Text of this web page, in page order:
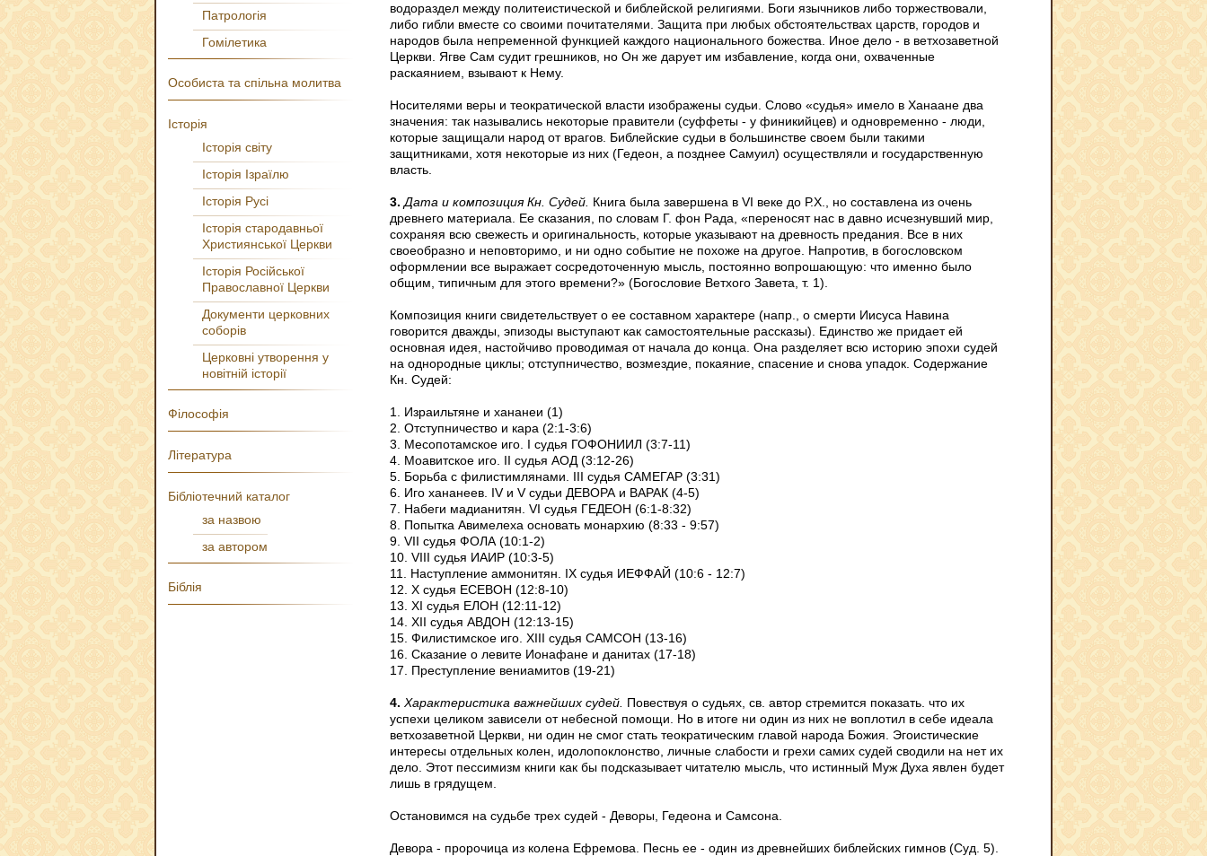
водораздел между политеистической и библейской религиями. Боги язычников либо торжествовали,
либо гибли вместе со своими почитателями. Защита при любых обстоятельствах царств, городов и
народов была непременной функцией каждого национального божества. Иное дело - в ветхозаветной
Церкви. Ягве Сам судит грешников, но Он же дарует им избавление, когда они, охваченные
раскаянием, взывают к Нему.
Носителями веры и теократической власти изображены судьи. Слово «судья» имело в Ханаане два
значения: так назывались некоторые правители (суффеты - у финикийцев) и одновременно - люди,
которые защищали народ от врагов. Библейские судьи в большинстве своем были такими
защитниками, хотя некоторые из них (Гедеон, а позднее Самуил) осуществляли и государственную
власть.
3. Дата и композиция Кн. Судей. Книга была завершена в VI веке до Р.Х., но составлена из очень
древнего материала. Ее сказания, по словам Г. фон Рада, «переносят нас в давно исчезнувший мир,
сохраняя всю свежесть и оригинальность, которые указывают на древность предания. Все в них
своеобразно и неповторимо, и ни одно событие не похоже на другое. Напротив, в богословском
оформлении все выражает сосредоточенную мысль, постоянно вопрошающую: что именно было
общим, типичным для этого времени?» (Богословие Ветхого Завета, т. 1).
Композиция книги свидетельствует о ее составном характере (напр., о смерти Иисуса Навина
говорится дважды, эпизоды выступают как самостоятельные рассказы). Единство же придает ей
основная идея, настойчиво проводимая от начала до конца. Она разделяет всю историю эпохи судей
на однородные циклы; отступничество, возмездие, покаяние, спасение и снова упадок. Содержание
Кн. Судей:
1. Израильтяне и хананеи (1)
2. Отступничество и кара (2:1-3:6)
3. Месопотамское иго. I судья ГОФОНИИЛ (3:7-11)
4. Моавитское иго. II судья АОД (3:12-26)
5. Борьба с филистимлянами. III судья САМЕГАР (3:31)
6. Иго хананеев. IV и V судьи ДЕВОРА и ВАРАК (4-5)
7. Набеги мадианитян. VI судья ГЕДЕОН (6:1-8:32)
8. Попытка Авимелеха основать монархию (8:33 - 9:57)
9. VII судья ФОЛА (10:1-2)
10. VIII судья ИАИР (10:3-5)
11. Наступление аммонитян. IX судья ИЕФФАЙ (10:6 - 12:7)
12. Х судья ЕСЕВОН (12:8-10)
13. XI судья ЕЛОН (12:11-12)
14. XII судья АВДОН (12:13-15)
15. Филистимское иго. XIII судья САМСОН (13-16)
16. Сказание о левите Ионафане и данитах (17-18)
17. Преступление вениамитов (19-21)
4. Характеристика важнейших судей. Повествуя о судьях, св. автор стремится показать. что их
успехи целиком зависели от небесной помощи. Но в итоге ни один из них не воплотил в себе идеала
ветхозаветной Церкви, ни один не смог стать теократическим главой народа Божия. Эгоистические
интересы отдельных колен, идолопоклонство, личные слабости и грехи самих судей сводили на нет их
дело. Этот пессимизм книги как бы подсказывает читателю мысль, что истинный Муж Духа явлен будет
лишь в грядущем.
Остановимся на судьбе трех судей - Деворы, Гедеона и Самсона.
Девора - пророчица из колена Ефремова. Песнь ее - один из древнейших библейских гимнов (Суд. 5).
Патрологія
Гомілетика
Особиста та спільна молитва
Історія
Історія світу
Історія Ізраїлю
Історія Русі
Історія стародавньої
Християнської Церкви
Історія Російської
Православної Церкви
Документи церковних
соборів
Церковні утворення у
новітній історії
Філософія
Література
Бібліотечний каталог
за назвою
за автором
Біблія